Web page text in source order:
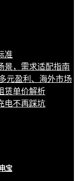
准
景，需求适配指南
元盈利、海外市场
赁单价解析
电不再踩坑
宝